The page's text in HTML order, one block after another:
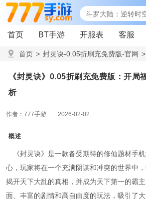
首页 BT手游 开服表 客服
首页 > 封灵诀-0.05折刷充免费版-官网 >
《封灵诀》0.05折刷充免费版：开局
析
作者：777手游 2026-02-02
概述
《封灵诀》是一款备受期待的修仙题材手
心，玩家将在一个充满阴谋和冲突的世界中
揭开天下大乱的真相，并成为天下第一的霸
面、丰富的剧情和高自由度的玩法，吸引了大